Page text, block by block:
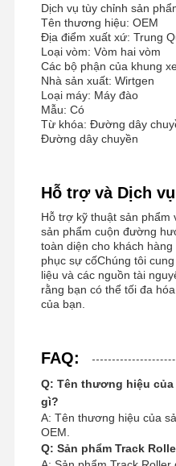
cánh tay máy xúc
Nhấn chân đinh
Vòng bi xoay
Dịch vụ tùy chỉnh sản
Tên thương hiệu: OEM
Địa điểm xuất xứ: Trung
Loại vòm: Vòm hai vòm
Các bộ phận của khung
Nhà sản xuất: Wirtgen
Loại máy: Máy đào
Mẫu: Có
Từ khóa: Đường dây
Đường dây chuyền
Hỗ trợ và Dịch
Hỗ trợ kỹ thuật sản phẩm
sản phẩm cuộn đường
toàn diện cho khách
phục sự cốChúng tôi
liệu và các nguồn tài
rằng bạn có thể tối đa
của bạn.
FAQ:
Q: Tên thương hiệu của
gì?
A: Tên thương hiệu của
OEM.
Q: Sản phẩm Track